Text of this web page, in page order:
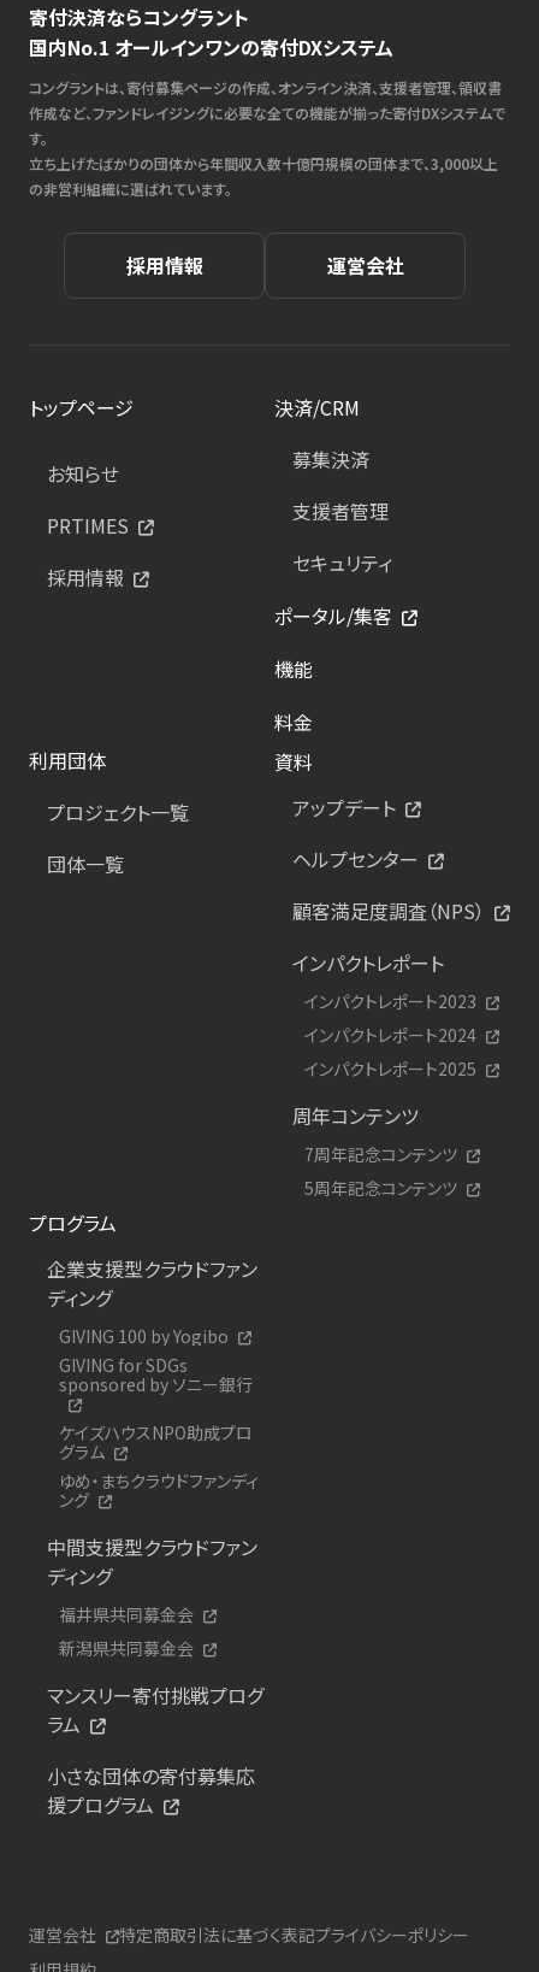
寄付決済ならコングラント
国内No.1 オールインワンの寄付DXシステム
コングラントは、寄付募集ページの作成、オンライン決済、支援者管理、領収書
作成など、ファンドレイジングに必要な全ての機能が揃った寄付DXシステムで
す。
立ち上げたばかりの団体から年間収入数十億円規模の団体まで、3,000以上
の非営利組織に選ばれています。
採用情報 運営会社
トップページ
お知らせ
PRTIMES
採用情報
決済/CRM
募集決済
支援者管理
セキュリティ
ポータル/集客
機能
料金
利用団体
プロジェクト一覧
団体一覧
資料
アップデート
ヘルプセンター
顧客満足度調査（NPS）
インパクトレポート
インパクトレポート2023
インパクトレポート2024
インパクトレポート2025
周年コンテンツ
7周年記念コンテンツ
5周年記念コンテンツ
プログラム
企業支援型クラウドファン
ディング
GIVING 100 by Yogibo
GIVING for SDGs
sponsored by ソニー銀行
ケイズハウスNPO助成プロ
グラム
ゆめ・まちクラウドファンディ
ング
中間支援型クラウドファン
ディング
福井県共同募金会
新潟県共同募金会
マンスリー寄付挑戦プログ
ラム
小さな団体の寄付募集応
援プログラム
運営会社 特定商取引法に基づく表記プライバシーポリシー